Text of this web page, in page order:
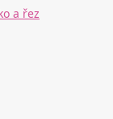
a řez